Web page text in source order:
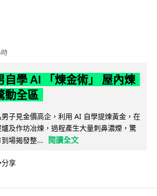
自學 AI 「煉金術」 屋內煉
動全區
子見金價高企，利用 AI 自學提煉黃金，在
及作坊冶煉，過程產生大量刺鼻濃煙，驚
場揭發整...
閱讀全文
分享